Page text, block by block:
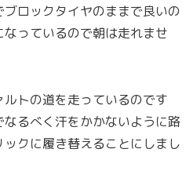
ロックタイヤのままで良いの
っているので朝は走れませ
トの道を走っているのです
るべく汗をかかないように路
クに履き替えることにしまし